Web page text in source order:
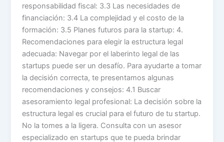
responsabilidad fiscal: 3.3 Las necesidades de
financiación: 3.4 La complejidad y el costo de la
formación: 3.5 Planes futuros para la startup: 4.
Recomendaciones para elegir la estructura legal
adecuada: Navegar por el laberinto legal de las
startups puede ser un desafío. Para ayudarte a tomar
la decisión correcta, te presentamos algunas
recomendaciones y consejos: 4.1 Buscar
asesoramiento legal profesional: La decisión sobre la
estructura legal es crucial para el futuro de tu startup.
No la tomes a la ligera. Consulta con un asesor
especializado en startups que te pueda brindar